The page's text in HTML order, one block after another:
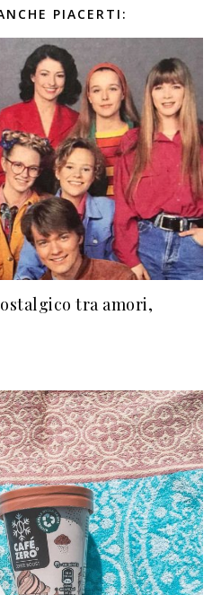
PIACERTI:
tra amori,